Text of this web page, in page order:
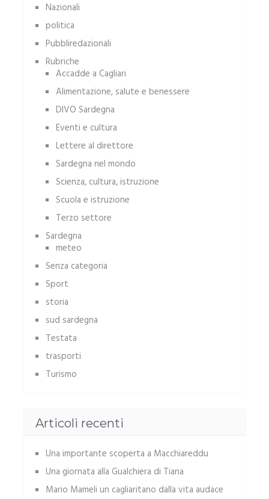
Nazionali
politica
Pubbliredazionali
Rubriche
Accadde a Cagliari
Alimentazione, salute e benessere
DIVO Sardegna
Eventi e cultura
Lettere al direttore
Sardegna nel mondo
Scienza, cultura, istruzione
Scuola e istruzione
Terzo settore
Sardegna
meteo
Senza categoria
Sport
storia
sud sardegna
Testata
trasporti
Turismo
Articoli recenti
Una importante scoperta a Macchiareddu
Una giornata alla Gualchiera di Tiana
Mario Mameli un cagliaritano dalla vita audace